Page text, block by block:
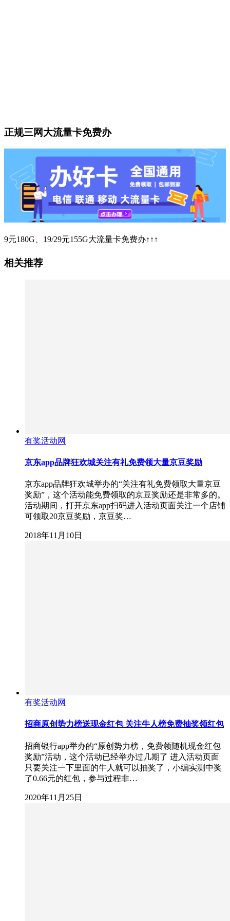
正规三网大流量卡免费办
9元180G、19/29元155G大流量卡免费办↑↑↑
相关推荐
有奖活动网
京东app品牌狂欢城关注有礼免费领大量京豆奖励
京东app品牌狂欢城举办的“关注有礼免费领取大量京豆
奖励”，这个活动能免费领取的京豆奖励还是非常多的。
活动期间，打开京东app扫码进入活动页面关注一个店铺
可领取20京豆奖励，京豆奖…
2018年11月10日
有奖活动网
招商原创势力榜送现金红包 关注牛人榜免费抽奖领红包
招商银行app举办的“原创势力榜，免费领随机现金红包
奖励”活动，这个活动已经举办过几期了 进入活动页面
只要关注一下里面的牛人就可以抽奖了，小编实测中奖
了0.66元的红包，参与过程非…
2020年11月25日